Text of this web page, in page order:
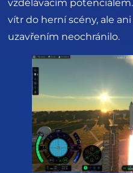
vzdělávacím
vítr do herní scény, ale
uzavřením neochránilo.